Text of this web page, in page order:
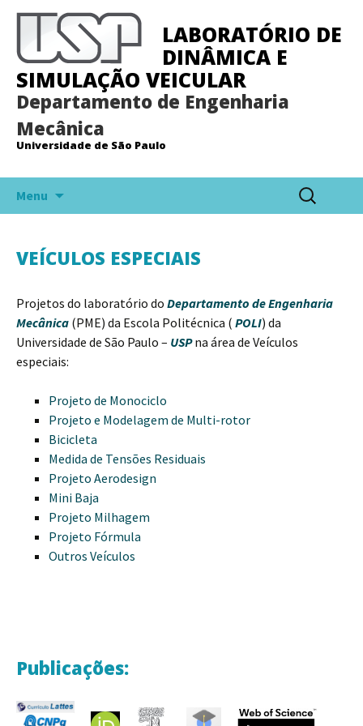
LABORATÓRIO DE
DINÂMICA E
SIMULAÇÃO VEICULAR
Departamento de Engenharia
Mecânica
Universidade de São Paulo
Menu
Pesquisar
por:
VEÍCULOS ESPECIAIS
Projetos do laboratório do Departamento de Engenharia
Mecânica (PME) da Escola Politécnica ( POLI) da
Universidade de São Paulo – USPna área de Veículos
especiais:
Projeto de Monociclo
Projeto e Modelagem de Multi-rotor
Bicicleta
Medida de Tensões Residuais
Projeto Aerodesign
Mini Baja
Projeto Milhagem
Projeto Fórmula
Outros Veículos
Publicações: